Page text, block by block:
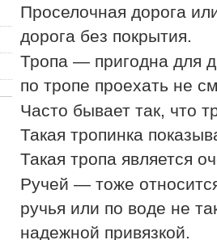
Проселочная дорога
дорога без покрытия.
Тропа — пригодна для
по тропе проехать не
Часто бывает так, что
Такая тропинка
Такая тропа является
Ручей — тоже
ручья или по воде не
надежной привязкой.